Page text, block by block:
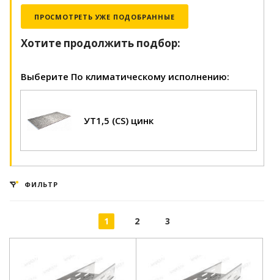
ПРОСМОТРЕТЬ УЖЕ ПОДОБРАННЫЕ
Хотите продолжить подбор:
Выберите По климатическому исполнению:
УТ1,5 (CS) цинк
ФИЛЬТР
1 2 3